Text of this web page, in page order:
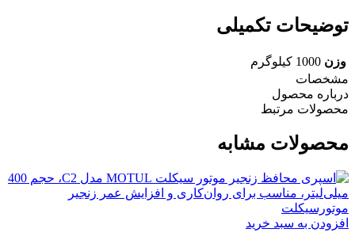
توضیحات تکمیلی
وزن 1000 کیلوگرم
مشخصات
درباره محصول
محصولات مرتبط
محصولات مشابه
افزودن به سبد خرید